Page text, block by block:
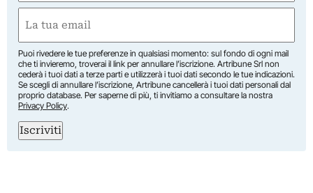
(Obbligatorio)
Puoi rivedere le tue preferenze in qualsiasi momento: sul fondo di ogni mail
che ti invieremo, troverai il link per annullare l’iscrizione. Artribune Srl non
cederà i tuoi dati a terze parti e utilizzerà i tuoi dati secondo le tue indicazioni.
Se scegli di annullare l’iscrizione, Artribune cancellerà i tuoi dati personali dal
proprio database. Per saperne di più, ti invitiamo a consultare la nostra
Privacy Policy.
Iscriviti